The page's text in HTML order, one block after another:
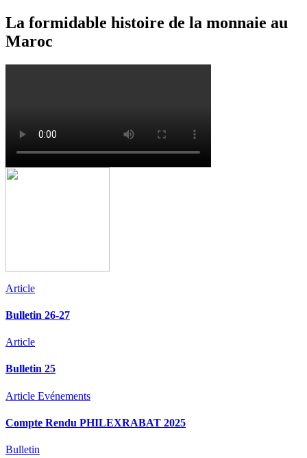
La formidable histoire de la monnaie au
Maroc
Article
Bulletin 26-27
Article
Bulletin 25
Article Evénements
Compte Rendu PHILEXRABAT 2025
Bulletin